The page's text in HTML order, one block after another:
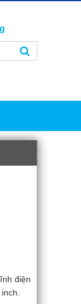
điện